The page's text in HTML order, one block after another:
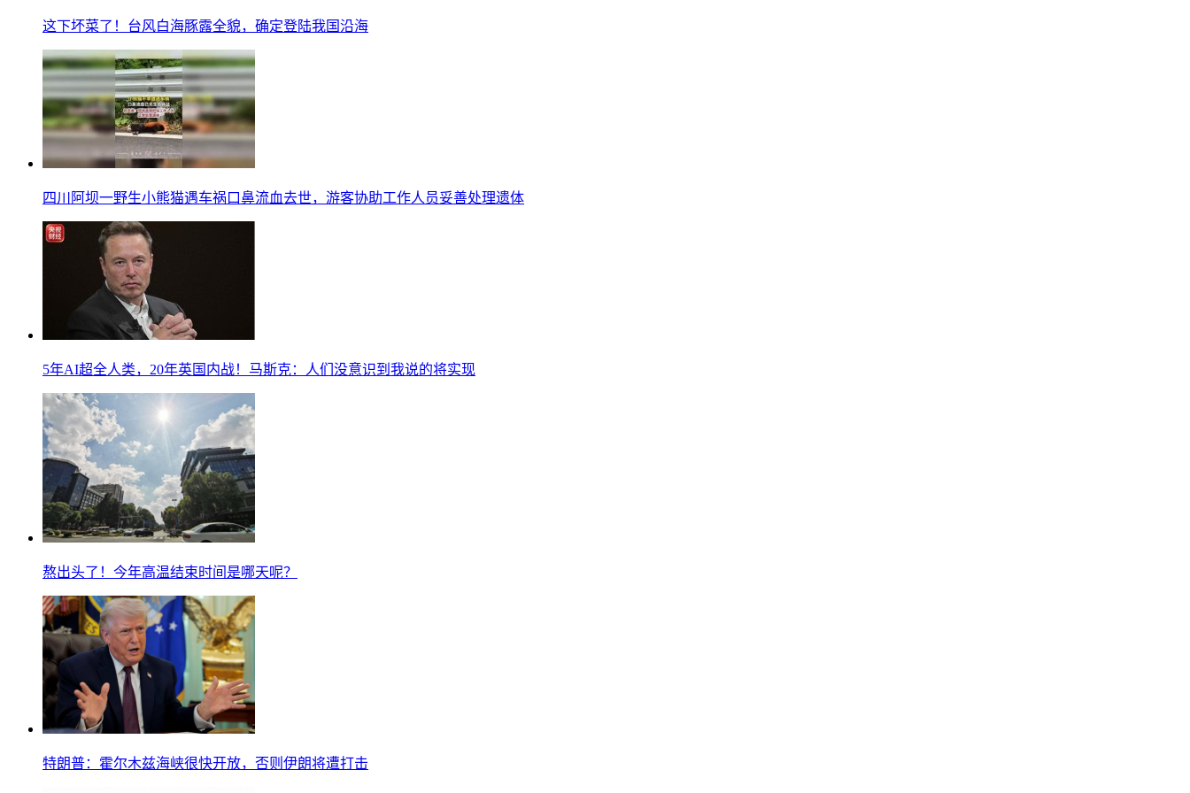
这下坏菜了！台风白海豚露全貌，确定登陆我国沿海
四川阿坝一野生小熊猫遇车祸口鼻流血去世，游客协助工作人员妥善处理遗体
5年AI超全人类，20年英国内战！马斯克：人们没意识到我说的将实现
熬出头了！今年高温结束时间是哪天呢？
特朗普：霍尔木兹海峡很快开放，否则伊朗将遭打击